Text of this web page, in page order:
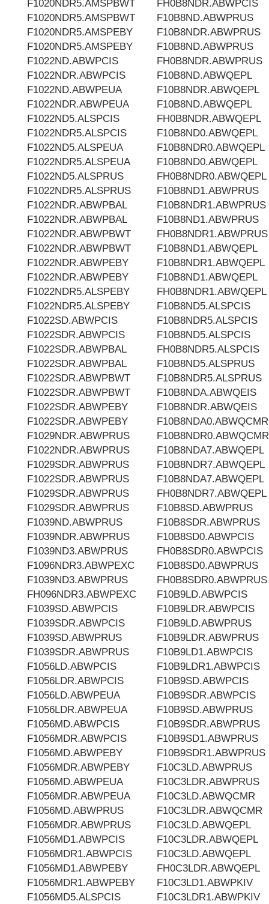
F1020NDR5.AMSPBWT
F1020NDR5.AMSPBWT
F1020NDR5.AMSPEBY
F1020NDR5.AMSPEBY
F1022ND.ABWPCIS
F1022NDR.ABWPCIS
F1022ND.ABWPEUA
F1022NDR.ABWPEUA
F1022ND5.ALSPCIS
F1022NDR5.ALSPCIS
F1022ND5.ALSPEUA
F1022NDR5.ALSPEUA
F1022ND5.ALSPRUS
F1022NDR5.ALSPRUS
F1022NDR.ABWPBAL
F1022NDR.ABWPBAL
F1022NDR.ABWPBWT
F1022NDR.ABWPBWT
F1022NDR.ABWPEBY
F1022NDR.ABWPEBY
F1022NDR5.ALSPEBY
F1022NDR5.ALSPEBY
F1022SD.ABWPCIS
F1022SDR.ABWPCIS
F1022SDR.ABWPBAL
F1022SDR.ABWPBAL
F1022SDR.ABWPBWT
F1022SDR.ABWPBWT
F1022SDR.ABWPEBY
F1022SDR.ABWPEBY
F1029NDR.ABWPRUS
F1022NDR.ABWPRUS
F1029SDR.ABWPRUS
F1022SDR.ABWPRUS
F1029SDR.ABWPRUS
F1029SDR.ABWPRUS
F1039ND.ABWPRUS
F1039NDR.ABWPRUS
F1039ND3.ABWPRUS
F1096NDR3.ABWPEXC
F1039ND3.ABWPRUS
FH096NDR3.ABWPEXC
F1039SD.ABWPCIS
F1039SDR.ABWPCIS
F1039SD.ABWPRUS
F1039SDR.ABWPRUS
F1056LD.ABWPCIS
F1056LDR.ABWPCIS
F1056LD.ABWPEUA
F1056LDR.ABWPEUA
F1056MD.ABWPCIS
F1056MDR.ABWPCIS
F1056MD.ABWPEBY
F1056MDR.ABWPEBY
F1056MD.ABWPEUA
F1056MDR.ABWPEUA
F1056MD.ABWPRUS
F1056MDR.ABWPRUS
F1056MD1.ABWPCIS
F1056MDR1.ABWPCIS
F1056MD1.ABWPEBY
F1056MDR1.ABWPEBY
F1056MD5.ALSPCIS
FH0B8NDR.ABWPCIS
F10B8ND.ABWPRUS
F10B8NDR.ABWPRUS
F10B8ND.ABWPRUS
FH0B8NDR.ABWPRUS
F10B8ND.ABWQEPL
F10B8NDR.ABWQEPL
F10B8ND.ABWQEPL
FH0B8NDR.ABWQEPL
F10B8ND0.ABWQEPL
F10B8NDR0.ABWQEPL
F10B8ND0.ABWQEPL
FH0B8NDR0.ABWQEPL
F10B8ND1.ABWPRUS
F10B8NDR1.ABWPRUS
F10B8ND1.ABWPRUS
FH0B8NDR1.ABWPRUS
F10B8ND1.ABWQEPL
F10B8NDR1.ABWQEPL
F10B8ND1.ABWQEPL
FH0B8NDR1.ABWQEPL
F10B8ND5.ALSPCIS
F10B8NDR5.ALSPCIS
F10B8ND5.ALSPCIS
FH0B8NDR5.ALSPCIS
F10B8ND5.ALSPRUS
F10B8NDR5.ALSPRUS
F10B8NDA.ABWQEIS
F10B8NDR.ABWQEIS
F10B8NDA0.ABWQCMR
F10B8NDR0.ABWQCMR
F10B8NDA7.ABWQEPL
F10B8NDR7.ABWQEPL
F10B8NDA7.ABWQEPL
FH0B8NDR7.ABWQEPL
F10B8SD.ABWPRUS
F10B8SDR.ABWPRUS
F10B8SD0.ABWPCIS
FH0B8SDR0.ABWPCIS
F10B8SD0.ABWPRUS
FH0B8SDR0.ABWPRUS
F10B9LD.ABWPCIS
F10B9LDR.ABWPCIS
F10B9LD.ABWPRUS
F10B9LDR.ABWPRUS
F10B9LD1.ABWPCIS
F10B9LDR1.ABWPCIS
F10B9SD.ABWPCIS
F10B9SDR.ABWPCIS
F10B9SD.ABWPRUS
F10B9SDR.ABWPRUS
F10B9SD1.ABWPRUS
F10B9SDR1.ABWPRUS
F10C3LD.ABWPRUS
F10C3LDR.ABWPRUS
F10C3LD.ABWQCMR
F10C3LDR.ABWQCMR
F10C3LD.ABWQEPL
F10C3LDR.ABWQEPL
F10C3LD.ABWQEPL
FH0C3LDR.ABWQEPL
F10C3LD1.ABWPKIV
F10C3LDR1.ABWPKIV